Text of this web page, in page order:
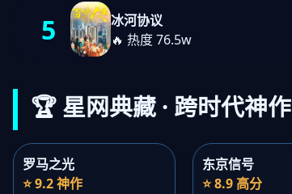
5
冰河协议
🔥 热度 76.5w
🏆 星网典藏 · 跨时代神作
罗马之光
⭐ 9.2 神作
东京信号
⭐ 8.9 高分